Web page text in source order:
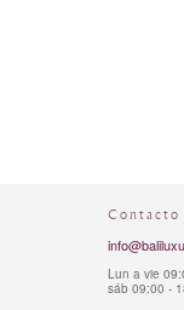
Contacto
Lun a vie
sáb 09:00 -